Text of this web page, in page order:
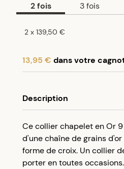
2fois 3fois
2 x 139,50 €
13,95 € dans votre
compte client et cumulez
votre cagnotte fidélité
Utilisez votre cagnotte de
prochaine commande à
Description
Ce collier chapelet en Or
d'une chaîne de grains
forme de croix. Un collier
porter en toutes